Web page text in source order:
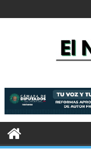
al